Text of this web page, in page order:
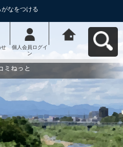
がなをつける
せ
個人会員ログイ
ン
動応援ｻｲﾄ はち
コミねっとへ戻
ミねっと